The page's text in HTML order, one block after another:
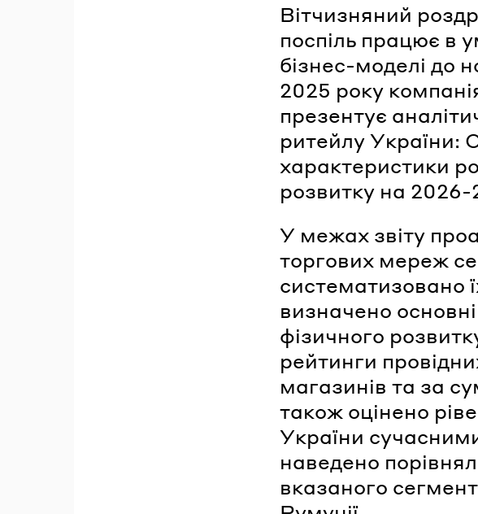
Вітчизняний
поспіль працює в
бізнес-моделі до
2025 року
презентує
ритейлу України:
характеристики
розвитку на 2026-
У межах звіту
торгових мереж
систематизовано
визначено
фізичного
рейтинги
магазинів та за
також оцінено
України
наведено
вказаного